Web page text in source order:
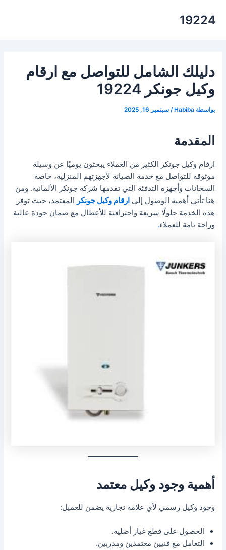
19224
دليلك الشامل للتواصل مع ارقام
وكيل جونكر 19224
بواسطة Habiba
/سبتمبر 16, 2025
المقدمة
ارقام وكيل جونكر الكثير من العملاء يبحثون يوميًا عن وسيلة
موثوقة للتواصل مع خدمة الصيانة لأجهزتهم المنزلية، خاصة
السخانات وأجهزة التدفئة التي تقدمها شركة جونكر الألمانية. ومن
هنا تأتي أهمية الوصول إلى ارقام وكيل جونكر المعتمد، حيث توفر
هذه الخدمة حلولًا سريعة واحترافية للأعطال مع ضمان جودة عالية
وراحة تامة للعملاء.
أهمية وجود وكيل معتمد
وجود وكيل رسمي لأي علامة تجارية يضمن للعميل:
الحصول على قطع غيار أصلية.
التعامل مع فنيين معتمدين ومدربين.